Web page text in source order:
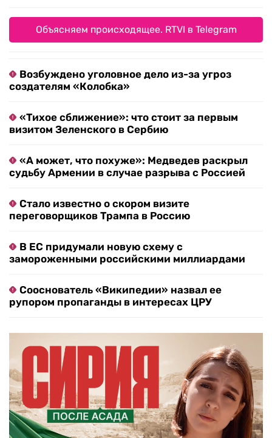
Объясняем происходящее. RTVI в Telegram
Возбуждено уголовное дело из-за угроз
создателям «Колобка»
«Тихое сближение»: что стоит за первым
визитом Зеленского в Сербию
«А может, что похуже»: Медведев раскрыл
судьбу Армении в случае разрыва с Россией
Стало известно о скором визите
переговорщиков Трампа в Россию
В ЕС придумали новую схему с
замороженными российскими миллиардами
Сооснователь «Википедии» назвал ее
рупором пропаганды в интересах ЦРУ